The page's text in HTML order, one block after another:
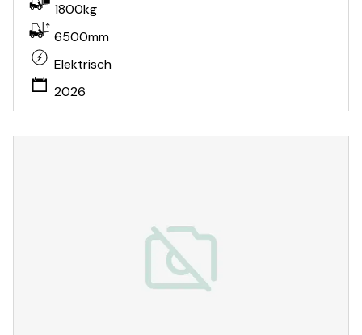
1800kg
6500mm
Elektrisch
2026